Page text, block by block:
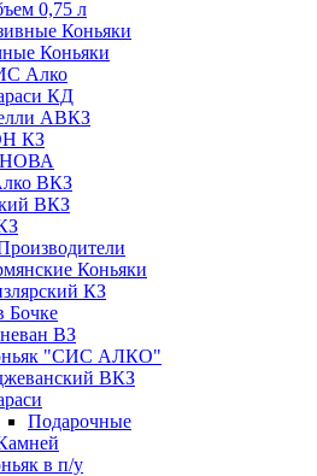
0,75 л
Коньяки
Коньяки
Алко
КД
АВКЗ
КЗ
ВКЗ
ВКЗ
Коньяки
КЗ
Бочке
ВЗ
"СИС АЛКО"
ВКЗ
Подарочные
в п/у